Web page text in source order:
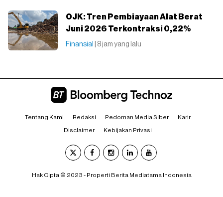
OJK: Tren Pembiayaan Alat Berat
Juni 2026 Terkontraksi 0,22%
Finansial | 8 jam yang lalu
Tentang Kami Redaksi Pedoman Media Siber Karir
Disclaimer Kebijakan Privasi
Hak Cipta © 2023 - Properti Berita Mediatama Indonesia